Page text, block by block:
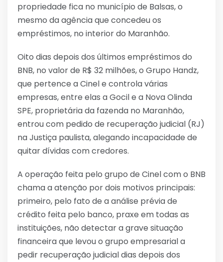
propriedade fica no município de Balsas, o
mesmo da agência que concedeu os
empréstimos, no interior do Maranhão.
Oito dias depois dos últimos empréstimos do
BNB, no valor de R$ 32 milhões, o Grupo Handz,
que pertence a Cinel e controla várias
empresas, entre elas a Gocil e a Nova Olinda
SPE, proprietária da fazenda no Maranhão,
entrou com pedido de recuperação judicial (RJ)
na Justiça paulista, alegando incapacidade de
quitar dívidas com credores.
A operação feita pelo grupo de Cinel com o BNB
chama a atenção por dois motivos principais:
primeiro, pelo fato de a análise prévia de
crédito feita pelo banco, praxe em todas as
instituições, não detectar a grave situação
financeira que levou o grupo empresarial a
pedir recuperação judicial dias depois dos